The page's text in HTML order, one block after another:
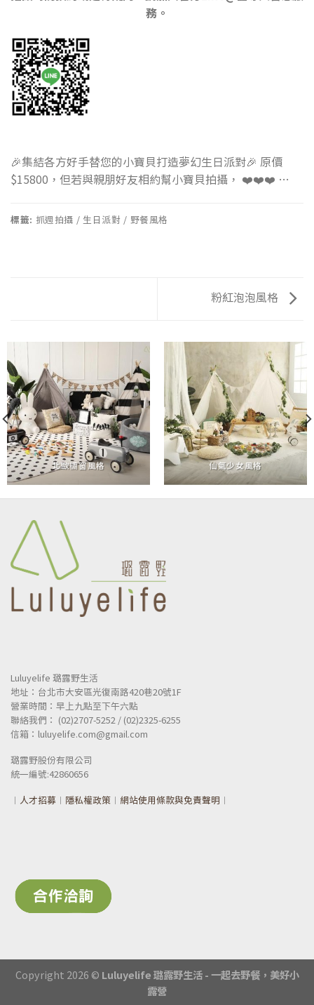
務。
🎉集結各方好手替您的小寶貝打造夢幻生日派對🎉 原價
$15800，但若與親朋好友相約幫小寶貝拍攝， ❤️❤️❤️ …
標籤: 抓週拍攝 / 生日派對 / 野餐風格
粉紅泡泡風格
北歐櫥窗風格 仙氣少女風格
Luluyelife 璐露野生活
地址：台北市大安區光復南路420巷20號1F
營業時間：早上九點至下午六點
聯絡我們： (02)2707-5252 / (02)2325-6255
信箱：luluyelife.com@gmail.com
璐露野股份有限公司
統一編號:42860656
︱ 人才招募 ︱ 隱私權政策 ︱ 網站使用條款與免責聲明 ︱
Copyright 2026 © Luluyelife 璐露野生活 - 一起去野餐，美好小
露營